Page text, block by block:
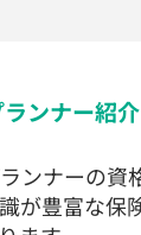
ランナー紹介
ンナーの資
が豊富な保